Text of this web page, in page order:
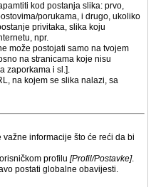
kod postanja slika: prvo,
porukama, i drugo, ukoliko
privitaka, slika koju
npr.
može postojati samo na tvojem
na stranicama koje nisu
zaporkama i sl.].
na kojem se slika nalazi, sa
informacije što će reći da bi
profilu [Profil/Postavke].
postati globalne obavijesti.